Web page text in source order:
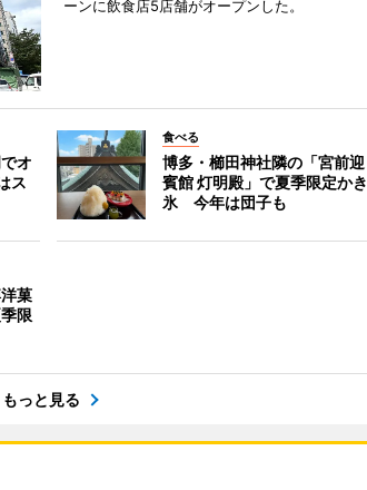
ーンに飲食店5店舗がオープンした。
オ
ス
食べる
博多・櫛田神社隣の「宮前迎
賓館 灯明殿」で夏季限定かき
氷 今年は団子も
菓
限
もっと見る